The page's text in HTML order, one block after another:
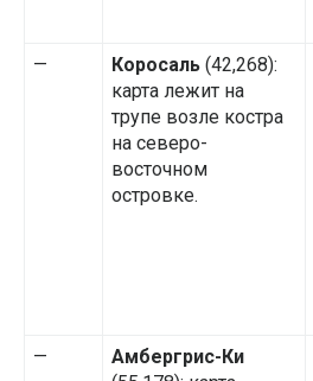
—
Коросаль (42,268):
карта лежит на
трупе возле костра
на северо-
восточном
островке.
—
Амбергрис-Ки